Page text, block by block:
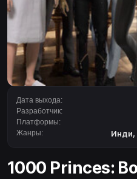
Дата выхода:
Разработчик:
Платформы:
Жанры: Инди,
1000 Princes: